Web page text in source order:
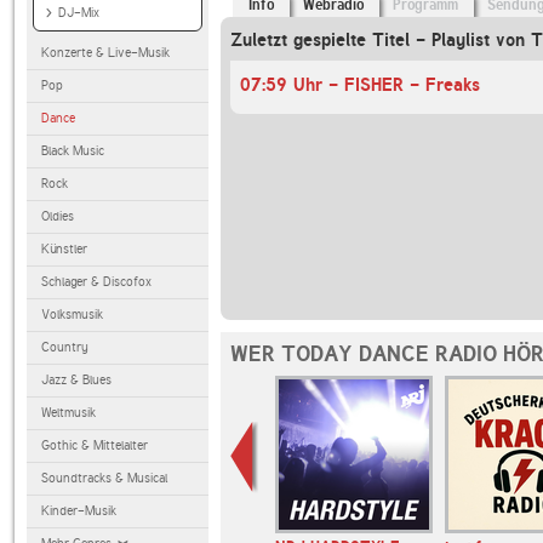
DJ-Mix
Konzerte & Live-Musik
Pop
Dance
Black Music
Rock
Oldies
Künstler
Schlager & Discofox
Volksmusik
Country
Jazz & Blues
Weltmusik
Gothic & Mittelalter
Soundtracks & Musical
Kinder-Musik
Info Webradio Programm
Zuletzt gespielte Titel - Playlist von
07:59 Uhr - FISHER - Freaks
WER TODAY DANCE RADIO